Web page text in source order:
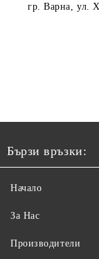
гр. Варна , ул.
Бързи връзки:
Начало
За Нас
Производители